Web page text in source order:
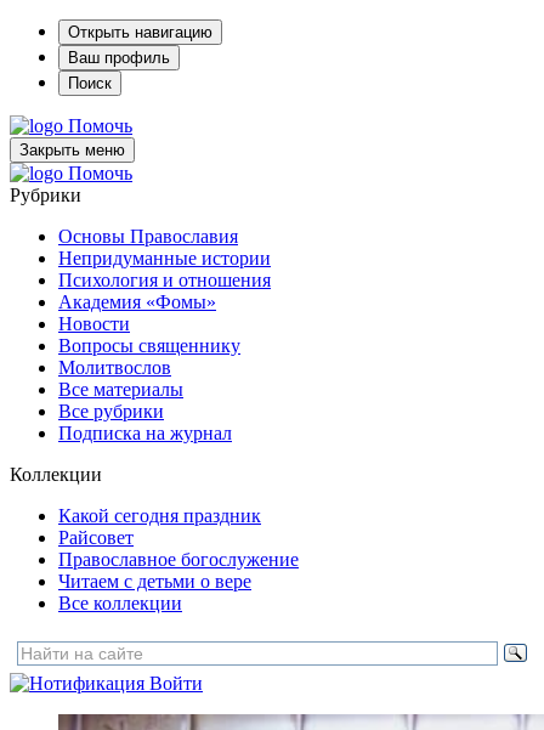
Открыть навигацию
Ваш профиль
Поиск
Помочь
Закрыть меню
Помочь
Рубрики
Основы Православия
Непридуманные истории
Психология и отношения
Академия «Фомы»
Новости
Вопросы священнику
Молитвослов
Все материалы
Все рубрики
Подписка на журнал
Коллекции
Какой сегодня праздник
Райсовет
Православное богослужение
Читаем с детьми о вере
Все коллекции
Войти